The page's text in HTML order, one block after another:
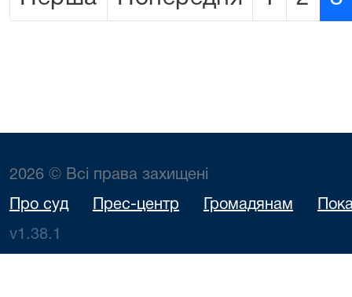
2026 © Всі права захищені
Про суд Прес-центр Громадянам
v1.38.1